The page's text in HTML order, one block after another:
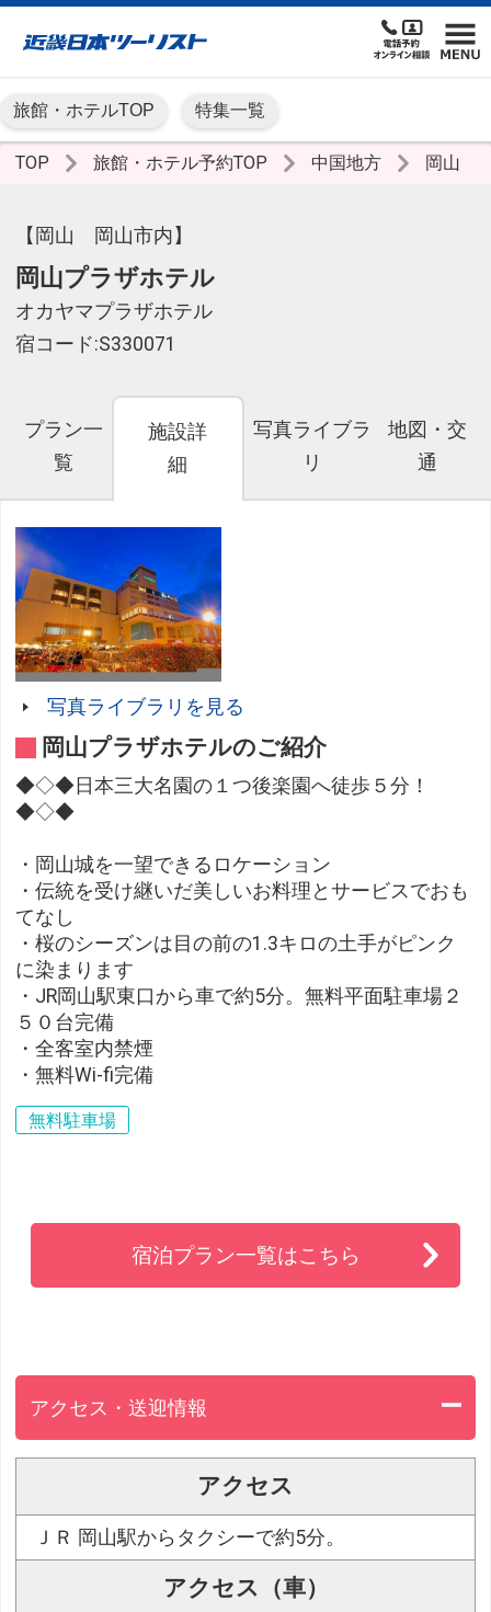
旅館・ホテルTOP 特集一覧
TOP 旅館・ホテル予約TOP 中国地方 岡山
【岡山 岡山市内】
岡山プラザホテル
オカヤマプラザホテル
宿コード:S330071
プラン一
覧
施設詳
細
写真ライブラ
リ
地図・交
通
写真ライブラリを見る
岡山プラザホテルのご紹介
◆◇◆日本三大名園の１つ後楽園へ徒歩５分！
◆◇◆
・岡山城を一望できるロケーション
・伝統を受け継いだ美しいお料理とサービスでおも
てなし
・桜のシーズンは目の前の1.3キロの土手がピンク
に染まります
・JR岡山駅東口から車で約5分。無料平面駐車場２
５０台完備
・全客室内禁煙
・無料Wi-fi完備
無料駐車場
宿泊プラン一覧はこちら
アクセス・送迎情報
アクセス
ＪＲ 岡山駅からタクシーで約5分。
アクセス（車）